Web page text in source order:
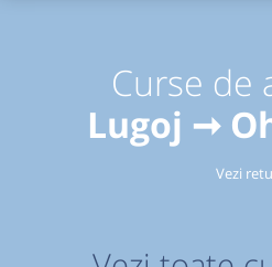
Curse de
Lugoj ➞
Vezi